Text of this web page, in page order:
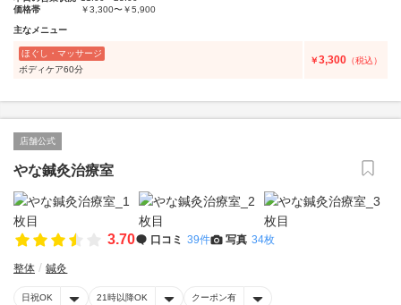
価格帯
￥3,300〜￥5,900
主なメニュー
ほぐし・マッサージ
ボディケア60分
￥3,300 （税込）
店舗公式
やな鍼灸治療室
3.70 口コミ 39件 写真 34枚
整体 鍼灸
日祝OK 21時以降OK クーポン有